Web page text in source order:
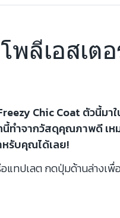
พลีเอสเต
Chic Coat ตัวนี้
นี้ทำจากวัสดุคุณภาพดี เ
หรับคุณได้เลย!
ปเลต กดปุ่มด้านล่างเพื่อ